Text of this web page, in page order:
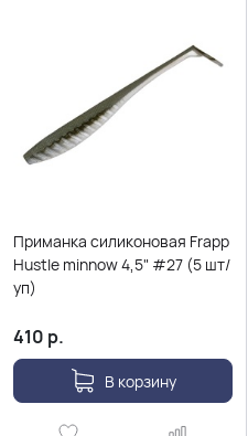
Приманка силиконовая Frapp
Hustle minnow 4,5" #27 (5 шт/
уп)
410 р.
В корзину